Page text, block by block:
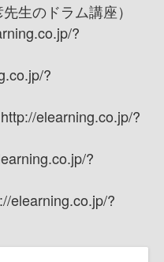
生のドラム講座）
?
?
elearning.co.jp/?
?
?